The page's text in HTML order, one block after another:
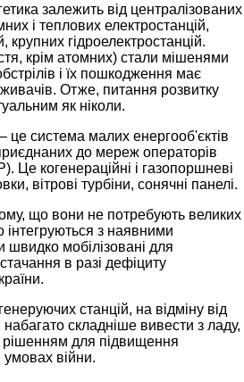
залежить від централізованих
і теплових електростанцій,
гідроелектростанцій.
крім атомних) стали мішенями
і їх пошкодження має
Отже, питання розвитку
як ніколи.
це система малих енергооб'єктів
до мереж операторів
Це когенераційні і газопоршневі
вітрові турбіни, сонячні панелі.
що вони не потребують великих
інтегруються з наявними
мобілізовані для
в разі дефіциту
станцій, на відміну від
набагато складніше вивести з ладу,
рішенням для підвищення
умовах війни.